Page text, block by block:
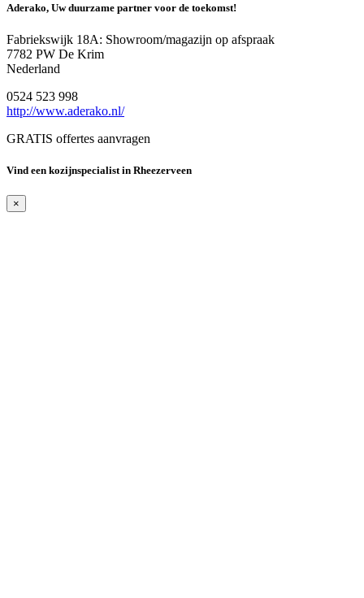
Aderako, Uw duurzame partner voor de toekomst!
Fabriekswijk 18A: Showroom/magazijn op afspraak
7782 PW De Krim
Nederland
0524 523 998
http://www.aderako.nl/
GRATIS offertes aanvragen
Vind een kozijnspecialist in Rheezerveen
×